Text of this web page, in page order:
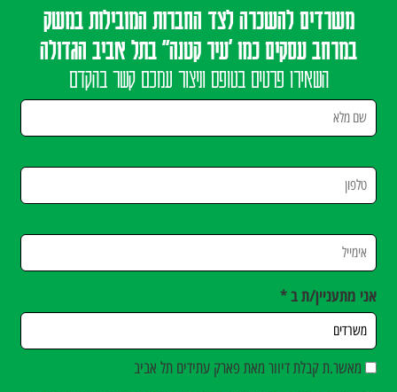
משרדים להשכרה לצד החברות המובילות במשק
במרחב עסקים כמו 'עיר קטנה" בתל אביב הגדולה
השאירו פרטים בטופס וניצור עמכם קשר בהקדם
אני מתעניין/ת ב *
מאשר.ת קבלת דיוור מאת פארק עתידים תל אביב